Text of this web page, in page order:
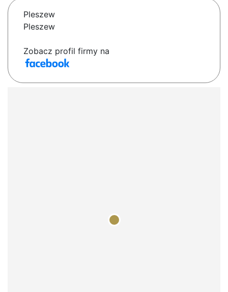
Pleszew
Pleszew
Zobacz profil firmy na